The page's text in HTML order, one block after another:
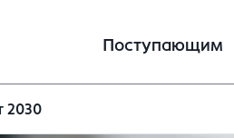
Поступающим
2030